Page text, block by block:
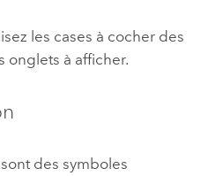
les cases à cocher des
onglets à afficher.
des symboles